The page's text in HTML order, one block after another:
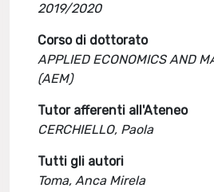
2019/2020
Corso di dottorato
APPLIED ECONOMICS AND
(AEM)
Tutor afferenti all'Ateneo
CERCHIELLO, Paola
Tutti gli autori
Toma, Anca Mirela